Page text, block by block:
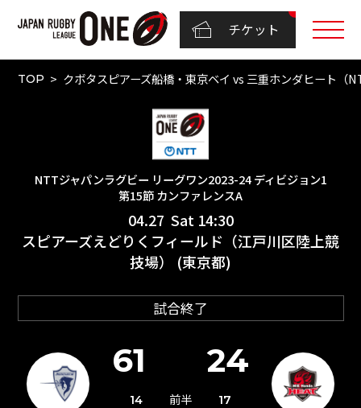
チケット
TOP クボタスピアーズ船橋・東京ベイ vs 三重ホンダヒート
NTTジャパンラグビー リーグワン2023-24 ディビジョン1
第15節 カンファレンスA
04.27 Sat 14:30
スピアーズえどりくフィールド（江戸川区陸上競
技場） (東京都)
試合終了
61 24
14 前半
17